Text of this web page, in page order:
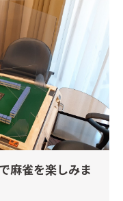
麻雀を楽しみま